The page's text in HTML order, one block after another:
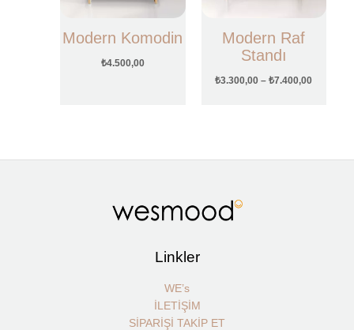
Modern Komodin
₺4.500,00
Modern Raf
Standı
₺3.300,00 –₺7.400,00
Linkler
WE’s
İLETİŞİM
SİPARİŞİ TAKİP ET